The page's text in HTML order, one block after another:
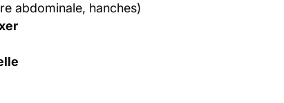
abdominale, hanches)